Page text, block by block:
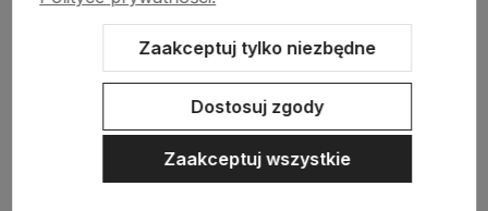
Zaakceptuj tylko niezbędne
Dostosuj zgody
Zaakceptuj wszystkie